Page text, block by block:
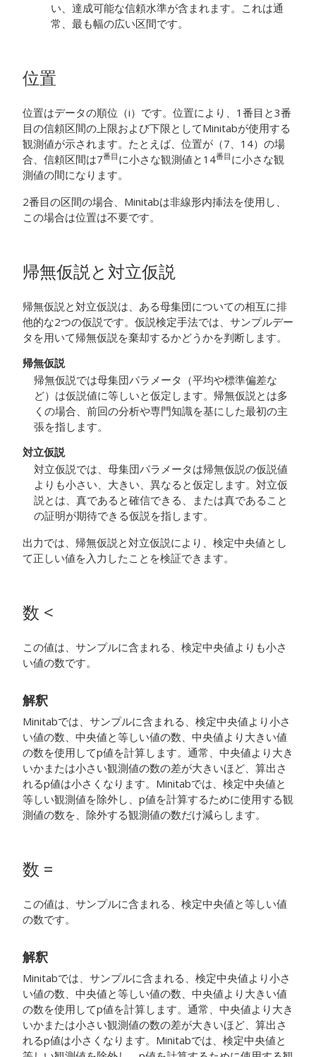
い、達成可能な信頼水準が含まれます。これは通
常、最も幅の広い区間です。
位置
位置はデータの順位（i）です。位置により、1番目と3番
目の信頼区間の上限および下限としてMinitabが使用する
観測値が示されます。たとえば、位置が（7、14）の場
合、信頼区間は7番目 に小さな観測値と14番目 に小さな観
測値の間になります。
2番目の区間の場合、Minitabは非線形内挿法を使用し、
この場合は位置は不要です。
帰無仮説と対立仮説
帰無仮説と対立仮説は、ある母集団についての相互に排
他的な2つの仮説です。仮説検定手法では、サンプルデー
タを用いて帰無仮説を棄却するかどうかを判断します。
帰無仮説
帰無仮説では母集団パラメータ（平均や標準偏差な
ど）は仮説値に等しいと仮定します。帰無仮説とは多
くの場合、前回の分析や専門知識を基にした最初の主
張を指します。
対立仮説
対立仮説では、母集団パラメータは帰無仮説の仮説値
よりも小さい、大きい、異なると仮定します。対立仮
説とは、真であると確信できる、または真であること
の証明が期待できる仮説を指します。
出力では、帰無仮説と対立仮説により、検定中央値とし
て正しい値を入力したことを検証できます。
数 <
この値は、サンプルに含まれる、検定中央値よりも小さ
い値の数です。
解釈
Minitabでは、サンプルに含まれる、検定中央値より小さ
い値の数、中央値と等しい値の数、中央値より大きい値
の数を使用してp値を計算します。通常、中央値より大き
いかまたは小さい観測値の数の差が大きいほど、算出さ
れるp値は小さくなります。Minitabでは、検定中央値と
等しい観測値を除外し、p値を計算するために使用する観
測値の数を、除外する観測値の数だけ減らします。
数 =
この値は、サンプルに含まれる、検定中央値と等しい値
の数です。
解釈
Minitabでは、サンプルに含まれる、検定中央値より小さ
い値の数、中央値と等しい値の数、中央値より大きい値
の数を使用してp値を計算します。通常、中央値より大き
いかまたは小さい観測値の数の差が大きいほど、算出さ
れるp値は小さくなります。Minitabでは、検定中央値と